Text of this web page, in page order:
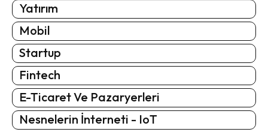
Yatırım
Mobil
Startup
Fintech
E-Ticaret Ve Pazaryerleri
Nesnelerin İnterneti - IoT